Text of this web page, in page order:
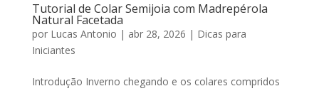
Tutorial de Colar Semijoia com Madrepérola
Natural Facetada
por Lucas Antonio | abr 28, 2026 | Dicas para
Iniciantes
Introdução Inverno chegando e os colares compridos